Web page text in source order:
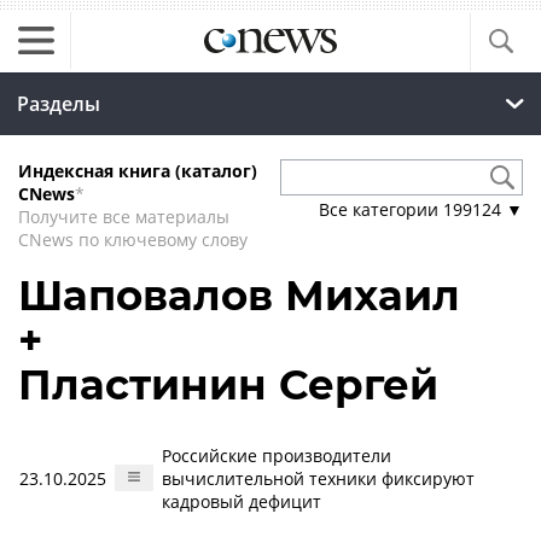
Разделы
Индексная книга (каталог)
CNews*
Получите все материалы
CNews по ключевому слову
Все категории 199124 ▼
Шаповалов Михаил
+
Пластинин Сергей
23.10.2025
Российские производители
вычислительной техники фиксируют
кадровый дефицит